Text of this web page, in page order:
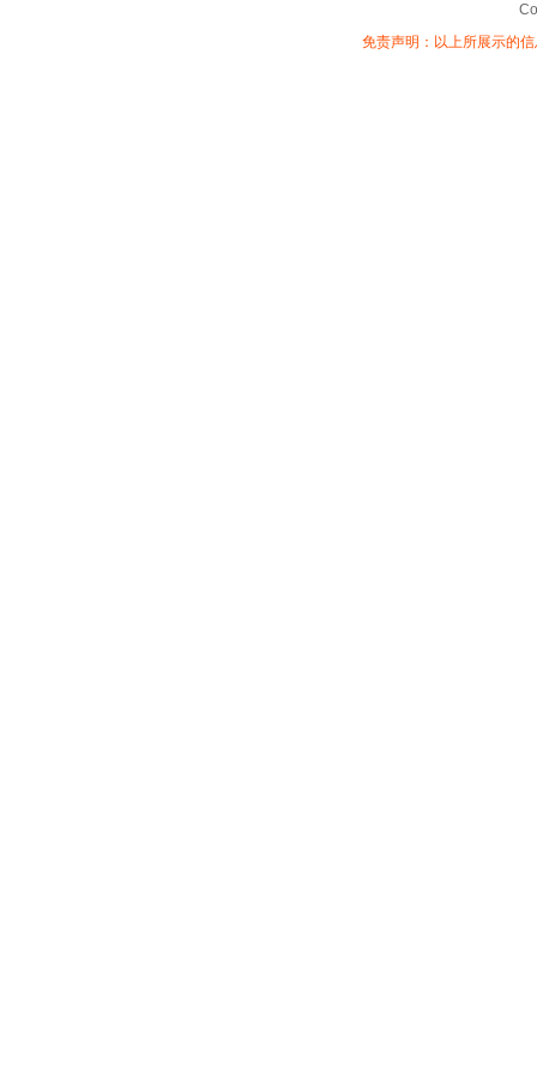
免责声明：以上所展示的